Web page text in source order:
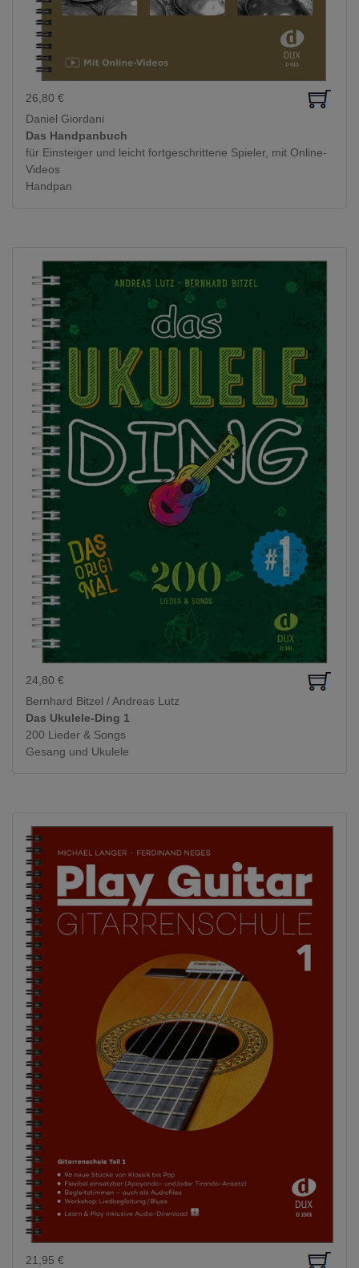
26,80 €
Daniel Giordani
Das Handpanbuch
für Einsteiger und leicht fortgeschrittene Spieler, mit Online-
Videos
Handpan
24,80 €
Bernhard Bitzel / Andreas Lutz
Das Ukulele-Ding 1
200 Lieder & Songs
Gesang und Ukulele
21,95 €